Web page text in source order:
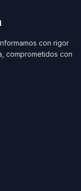
con rigor
comprometidos con